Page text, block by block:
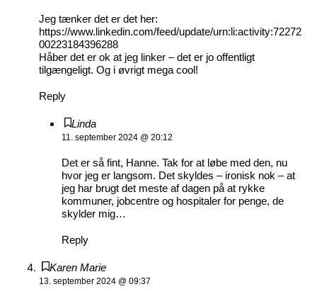
Jeg tænker det er det her:
https://www.linkedin.com/feed/update/urn:li:activity:72272
00223184396288
Håber det er ok at jeg linker – det er jo offentligt
tilgængeligt. Og i øvrigt mega cool!
Reply
Linda
11. september 2024 @ 20:12
Det er så fint, Hanne. Tak for at løbe med den, nu
hvor jeg er langsom. Det skyldes – ironisk nok – at
jeg har brugt det meste af dagen på at rykke
kommuner, jobcentre og hospitaler for penge, de
skylder mig…
Reply
Karen Marie
13. september 2024 @ 09:37